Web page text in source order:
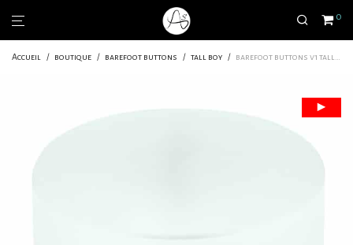
0
Accueil / boutique / barefoot buttons / tall boy / barefoot buttons v1 tallboy clear